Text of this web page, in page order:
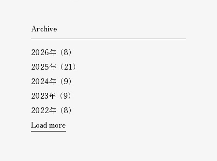
Archive
2026年（8）
2025年（21）
2024年（9）
2023年（9）
2022年（8）
Load more